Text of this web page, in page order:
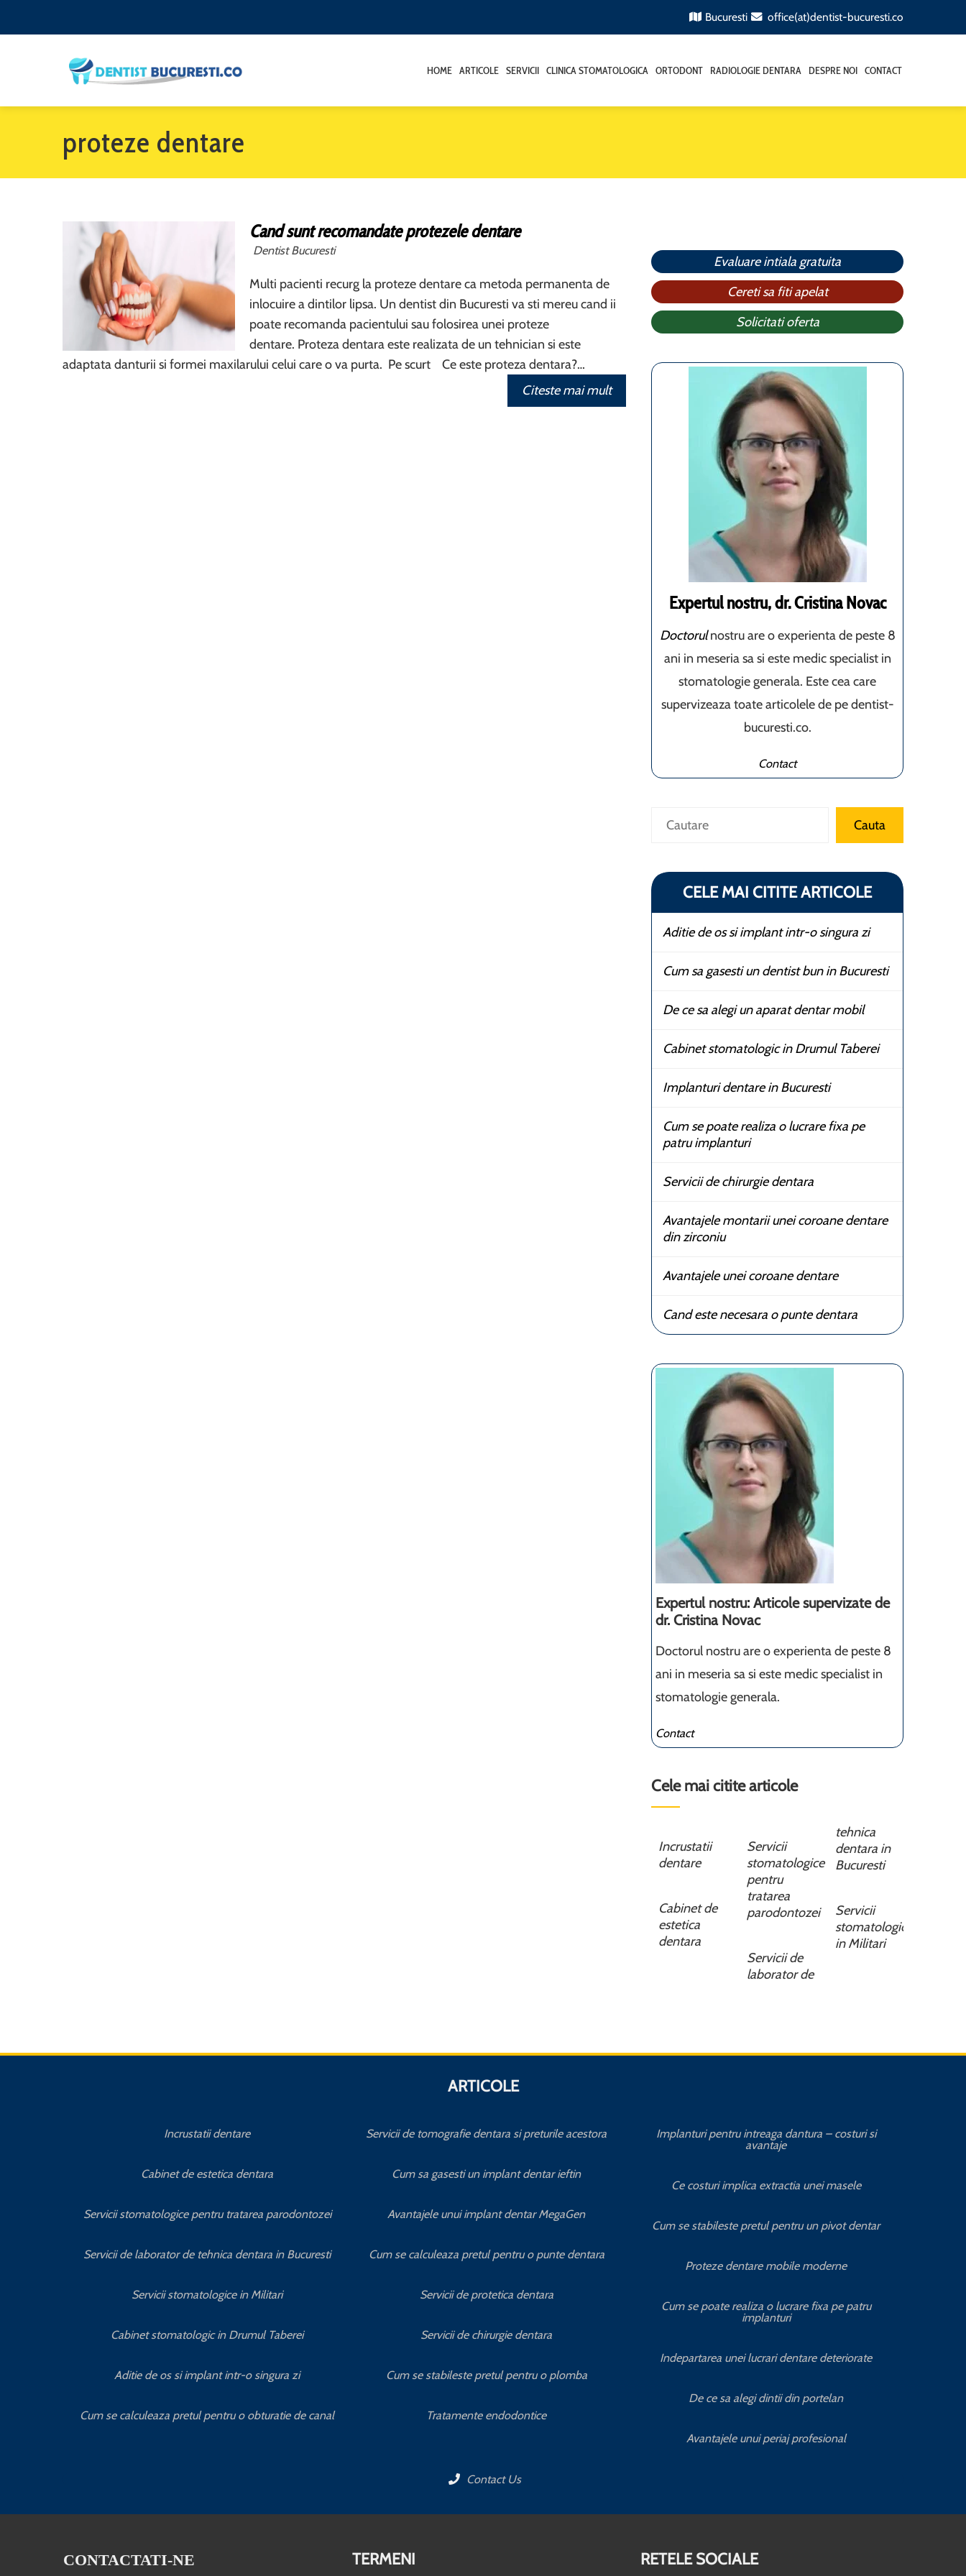
Bucuresti office(at)dentist-bucuresti.co
HOME ARTICOLE SERVICII CLINICA STOMATOLOGICA ORTODONT RADIOLOGIE DENTARA DESPRE NOI CONTACT
proteze dentare
Cand sunt recomandate protezele dentare
Dentist Bucuresti
Multi pacienti recurg la proteze dentare ca metoda permanenta de
inlocuire a dintilor lipsa. Un dentist din Bucuresti va sti mereu cand ii
poate recomanda pacientului sau folosirea unei proteze
dentare. Proteza dentara este realizata de un tehnician si este
adaptata danturii si formei maxilarului celui care o va purta. Pe scurt Ce este proteza dentara?…
Citeste mai mult
Evaluare intiala gratuita
Cereti sa fiti apelat
Solicitati oferta
Expertul nostru, dr. Cristina Novac
Doctorulnostru are o experienta de peste 8
ani in meseria sa si este medic specialist in
stomatologie generala. Este cea care
supervizeaza toate articolele de pe dentist-
bucuresti.co.
Contact
Caută Cauta
CELE MAI CITITE ARTICOLE
Aditie de os si implant intr-o singura zi
Cum sa gasesti un dentist bun in Bucuresti
De ce sa alegi un aparat dentar mobil
Cabinet stomatologic in Drumul Taberei
Implanturi dentare in Bucuresti
Cum se poate realiza o lucrare fixa pe
patru implanturi
Servicii de chirurgie dentara
Avantajele montarii unei coroane dentare
din zirconiu
Avantajele unei coroane dentare
Cand este necesara o punte dentara
Expertul nostru: Articole supervizate de
dr. Cristina Novac
Doctorul nostru are o experienta de peste 8
ani in meseria sa si este medic specialist in
stomatologie generala.
Contact
Cele mai citite articole
Incrustatii
dentare
Cabinet de
estetica
dentara
Servicii
stomatologice
pentru
tratarea
parodontozei
Servicii de
laborator de
tehnica
dentara in
Bucuresti
Servicii
stomatologice
in Militari
ARTICOLE
Incrustatii dentare
Cabinet de estetica dentara
Servicii stomatologice pentru tratarea parodontozei
Servicii de laborator de tehnica dentara in Bucuresti
Servicii stomatologice in Militari
Cabinet stomatologic in Drumul Taberei
Aditie de os si implant intr-o singura zi
Cum se calculeaza pretul pentru o obturatie de canal
Servicii de tomografie dentara si preturile acestora
Cum sa gasesti un implant dentar ieftin
Avantajele unui implant dentar MegaGen
Cum se calculeaza pretul pentru o punte dentara
Servicii de protetica dentara
Servicii de chirurgie dentara
Cum se stabileste pretul pentru o plomba
Tratamente endodontice
Implanturi pentru intreaga dantura – costuri si
avantaje
Ce costuri implica extractia unei masele
Cum se stabileste pretul pentru un pivot dentar
Proteze dentare mobile moderne
Cum se poate realiza o lucrare fixa pe patru
implanturi
Indepartarea unei lucrari dentare deteriorate
De ce sa alegi dintii din portelan
Avantajele unui periaj profesional
Contact Us
CONTACTATI-NE TERMENI RETELE SOCIALE